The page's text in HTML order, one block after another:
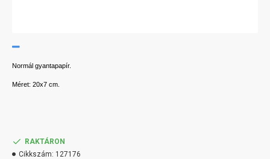
Normál gyantapapír.
Méret: 20x7 cm.
RAKTÁRON
Cikkszám: 127176